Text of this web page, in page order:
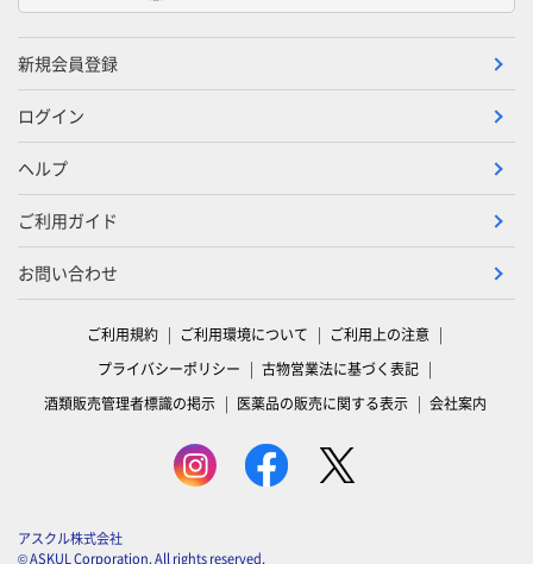
新規会員登録
ログイン
ヘルプ
ご利用ガイド
お問い合わせ
ご利用規約 ご利用環境について
ご利用上の注意
プライバシーポリシー
古物営業法に基づく表記
酒類販売管理者標識の掲示
医薬品の販売に関する表示 会社案内
アスクル株式会社
© ASKUL Corporation. All rights reserved.